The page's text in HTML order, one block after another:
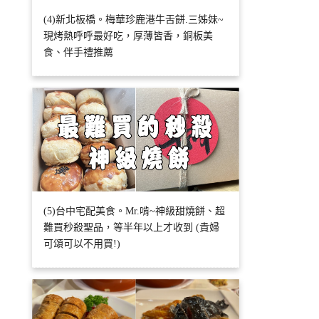
(4)新北板橋。梅華珍鹿港牛舌餅.三姊妹~
現烤熱呼呼最好吃，厚薄皆香，銅板美
食、伴手禮推薦
(5)台中宅配美食。Mr.啃~神級甜燒餅、超
難買秒殺聖品，等半年以上才收到 (貴婦
可頌可以不用買!)